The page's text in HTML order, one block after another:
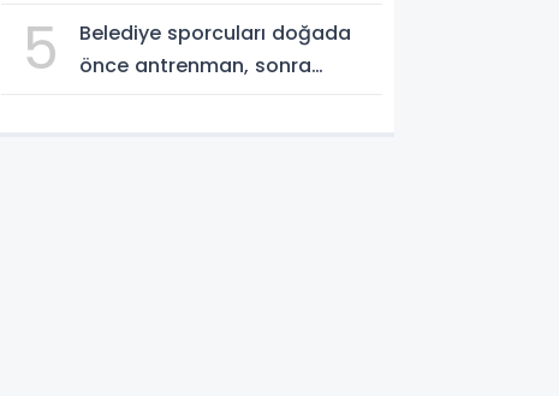
5
Belediye sporcuları doğada
önce antrenman, sonra